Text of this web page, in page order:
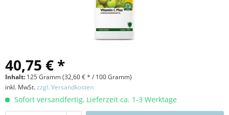
40,75 € *
Inhalt: 125 Gramm (32,60 €* / 100 Gramm)
inkl. MwSt.zzgl. Versandkosten
Sofort versandfertig, Lieferzeit ca. 1-3 Werktage